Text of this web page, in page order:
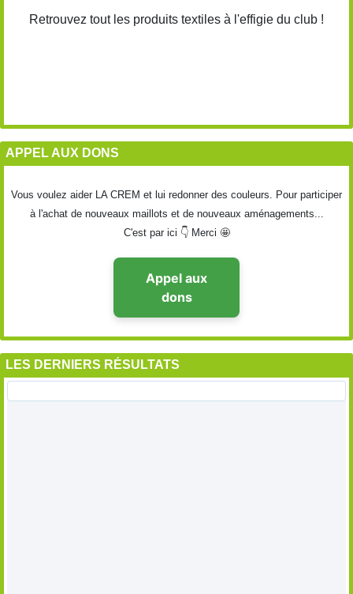
Retrouvez tout les produits textiles à l'effigie du club !
APPEL AUX DONS
Vous voulez aider LA CREM et lui redonner des couleurs. Pour participer
à l'achat de nouveaux maillots et de nouveaux aménagements...
C'est par ici 👇 Merci 🤩
Appel aux
dons
LES DERNIERS RÉSULTATS